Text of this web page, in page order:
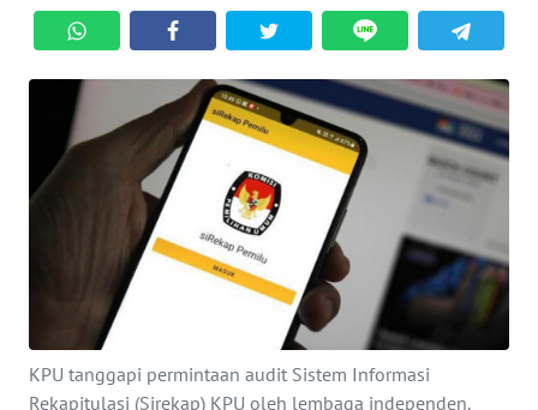
KPU tanggapi permintaan audit Sistem Informasi
Rekapitulasi (Sirekap) KPU oleh lembaga independen.
KRIMINAL
EKUIN
SAINS-TEKNO
KESEHATAN
INTERNASIONAL
SERBA-SERBI